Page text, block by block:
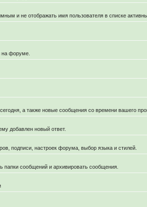
и не отображать имя пользователя в списке
форуме.
а также новые сообщения со времени вашего
добавлен новый ответ.
подписи, настроек форума, выбор языка и стилей.
папки сообщений и архивировать сообщения.